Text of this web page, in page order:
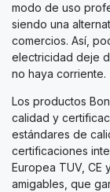
modo de uso
siendo una
comercios. Así,
electricidad deje
no haya corriente.
Los productos
calidad y
estándares de
certificaciones
Europea TUV,
amigables, que